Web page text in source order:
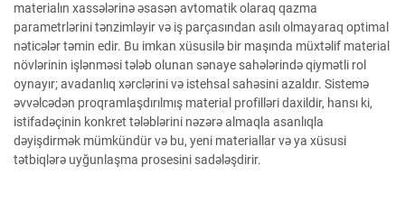
materialın xassələrinə əsasən avtomatik olaraq qazma
parametrlərini tənzimləyir və iş parçasından asılı olmayaraq optimal
nəticələr təmin edir. Bu imkan xüsusilə bir maşında müxtəlif material
növlərinin işlənməsi tələb olunan sənaye sahələrində qiymətli rol
oynayır; avadanlıq xərclərini və istehsal sahəsini azaldır. Sistemə
əvvəlcədən proqramlaşdırılmış material profilləri daxildir, hansı ki,
istifadəçinin konkret tələblərini nəzərə almaqla asanlıqla
dəyişdirmək mümkündür və bu, yeni materiallar və ya xüsusi
tətbiqlərə uyğunlaşma prosesini sadələşdirir.